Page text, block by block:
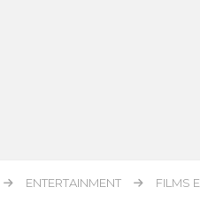
ENTERTAINMENT FILMS